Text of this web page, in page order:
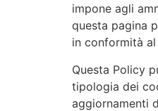
impone agli
questa pagina
in conformità
Questa Policy
tipologia dei
aggiornamenti